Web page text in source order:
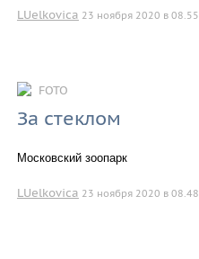
LUelkovica 23 ноября 2020 в 08.55
FOTO
За стеклом
Московский зоопарк
LUelkovica 23 ноября 2020 в 08.48